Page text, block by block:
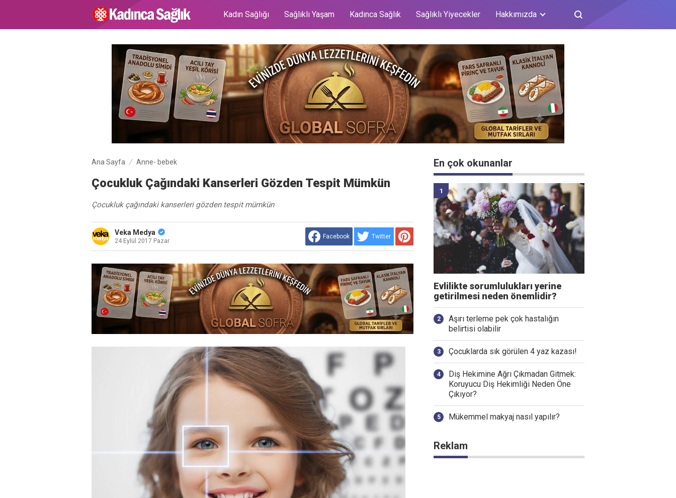
Kadın Sağlığı Sağlıklı Yaşam Kadınca Sağlık Sağlıklı Yiyecekler Hakkımızda
Ana Sayfa Anne- bebek
Çocukluk Çağındaki Kanserleri Gözden Tespit Mümkün
Çocukluk çağındaki kanserleri gözden tespit mümkün
Veka Medya
24 Eylül 2017 Pazar
Facebook Twitter
En çok okunanlar
Evlilikte sorumlulukları yerine
getirilmesi neden önemlidir?
Aşırı terleme pek çok hastalığın
belirtisi olabilir
Çocuklarda sık görülen 4 yaz kazası!
Diş Hekimine Ağrı Çıkmadan Gitmek:
Koruyucu Diş Hekimliği Neden Öne
Çıkıyor?
Mükemmel makyaj nasıl yapılır?
Reklam